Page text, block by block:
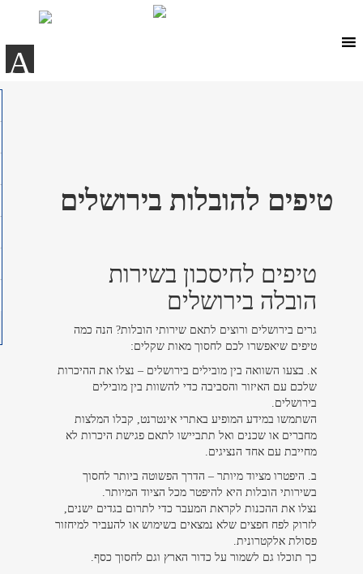
content
טיפים להובלות בירושלים
טיפים לחיסכון בשירות
הובלה בירושלים
גרים בירושלים ורוצים לתאם שירותי הובלות? הנה כמה
טיפים שיאפשרו לכם לחסוך מאות שקלים:
א. בצעו השוואה בין מובילים בירושלים – נצלו את ההיכרות
שלכם עם האיזור והסביבה כדי להשוות בין מובילים
בירושלים.
השתמשו במידע המופיע באתרי אינטרנט, קבלו המלצות
מחברים או שכנים ואל תתביישו לתאם פגישת היכרות לא
מחייבת עם אחד הנציגים.
ב. היפטרו מציוד מיותר – הדרך הפשוטה ביותר לחסוך
בשירותי הובלות היא להיפטר מכל הציוד המיותר.
נצלו את ההכנות לקראת המעבר כדי לתרום בגדים ישנים,
לזרוק לפח חפצים שלא נמצאים בשימוש או להעביר למיחזור
פסולת אלקטרונית.
כך תוכלו גם לשמור על כדור הארץ וגם לחסוך כסף.
A